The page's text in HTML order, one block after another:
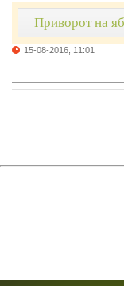
Приворот на
15-08-2016, 11:01